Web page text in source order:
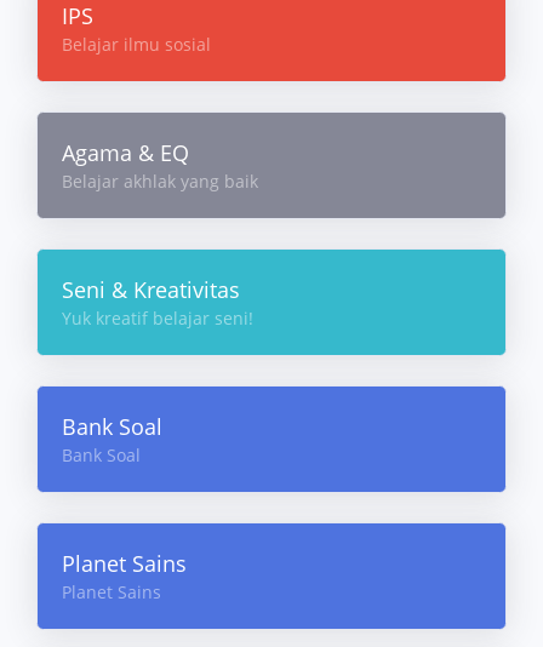
IPS
Belajar ilmu sosial
Agama & EQ
Belajar akhlak yang baik
Seni & Kreativitas
Yuk kreatif belajar seni!
Bank Soal
Bank Soal
Planet Sains
Planet Sains